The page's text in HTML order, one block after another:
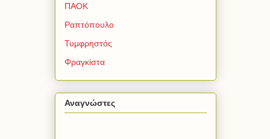
ΠΑΟΚ
Ραπτόπουλο
Τυμφρηστός
Φραγκίστα
Αναγνώστες